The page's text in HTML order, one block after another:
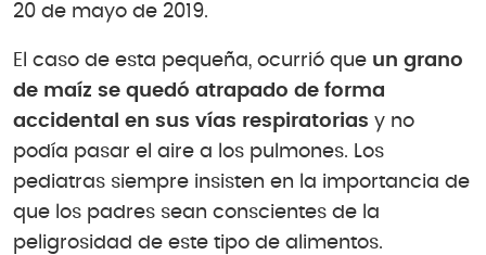
20 de mayo de 2019.
El caso de esta pequeña, ocurrió que un grano
de maíz se quedó atrapado de forma
accidental en sus vías respiratorias y no
podía pasar el aire a los pulmones. Los
pediatras siempre insisten en la importancia de
que los padres sean conscientes de la
peligrosidad de este tipo de alimentos.